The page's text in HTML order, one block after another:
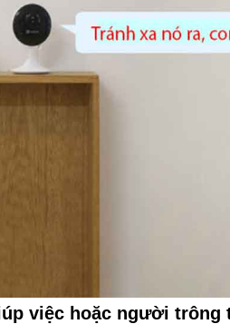
việc hoặc người trông